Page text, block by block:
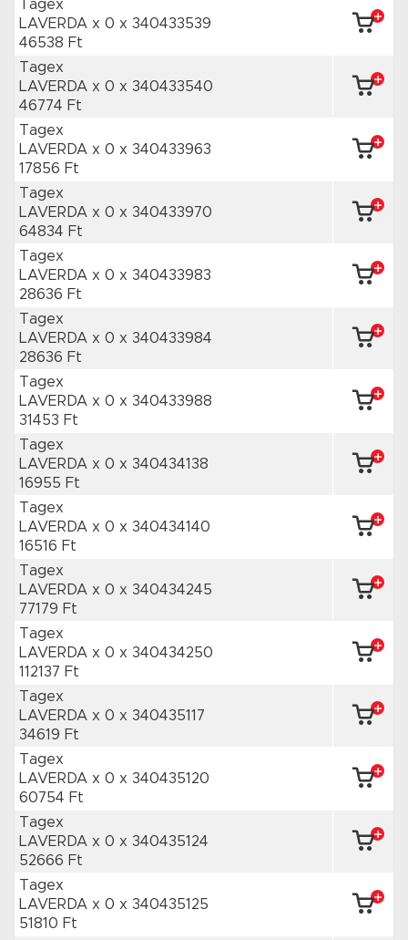
Tagex
LAVERDA x 0 x 340433539
46538 Ft
Tagex
LAVERDA x 0 x 340433540
46774 Ft
Tagex
LAVERDA x 0 x 340433963
17856 Ft
Tagex
LAVERDA x 0 x 340433970
64834 Ft
Tagex
LAVERDA x 0 x 340433983
28636 Ft
Tagex
LAVERDA x 0 x 340433984
28636 Ft
Tagex
LAVERDA x 0 x 340433988
31453 Ft
Tagex
LAVERDA x 0 x 340434138
16955 Ft
Tagex
LAVERDA x 0 x 340434140
16516 Ft
Tagex
LAVERDA x 0 x 340434245
77179 Ft
Tagex
LAVERDA x 0 x 340434250
112137 Ft
Tagex
LAVERDA x 0 x 340435117
34619 Ft
Tagex
LAVERDA x 0 x 340435120
60754 Ft
Tagex
LAVERDA x 0 x 340435124
52666 Ft
Tagex
LAVERDA x 0 x 340435125
51810 Ft